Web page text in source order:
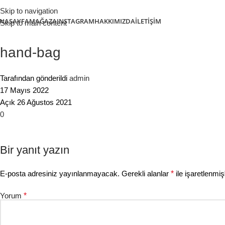
Skip to navigation
Skip to main content
MAĞAZAINSTAGRAMHAKKIMIZDAİLETIŞIM
hand-bag
Tarafından gönderildi admin
17 Mayıs 2022
Açık 26 Ağustos 2021
0
Bir yanıt yazın
E-posta adresiniz yayınlanmayacak. Gerekli alanlar * ile
Yorum *